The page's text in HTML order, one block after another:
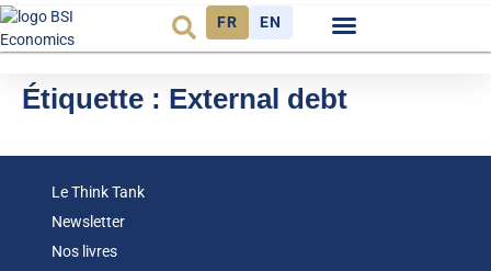
FR EN
Étiquette : External debt
Le Think Tank
Newsletter
Nos livres